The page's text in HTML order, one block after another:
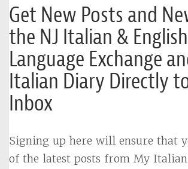
Get New Posts and
the NJ Italian & English
Language Exchange
Italian Diary Directly
Inbox
Signing up here will ensure that
of the latest posts from My